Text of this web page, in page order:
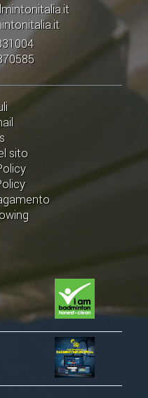
sito
E TESSERAMENTO
TESSERAMENTO ON
ESD
CAMPIONATI ITALIANI
A SQUADRE
NAZIONALI